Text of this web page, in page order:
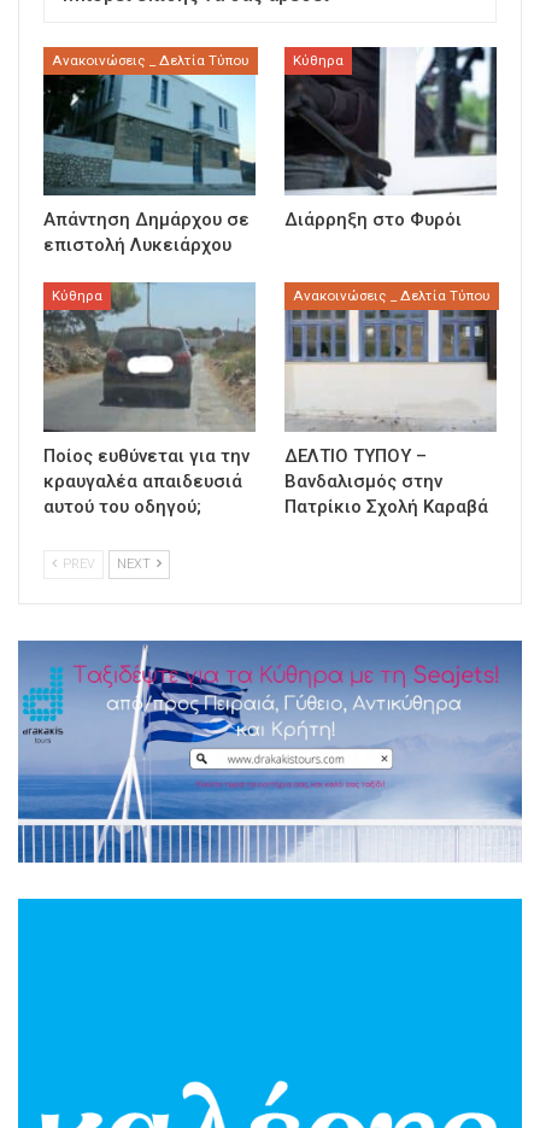
Ανακοινώσεις _ Δελτία Τύπου
Απάντηση Δημάρχου σε
επιστολή Λυκειάρχου
Κύθηρα
Διάρρηξη στο Φυρόι
Κύθηρα
Ποίος ευθύνεται για την
κραυγαλέα απαιδευσιά
αυτού του οδηγού;
Ανακοινώσεις _ Δελτία Τύπου
ΔΕΛΤΙΟ ΤΥΠΟΥ –
Βανδαλισμός στην
Πατρίκιο Σχολή Καραβά
PREV NEXT